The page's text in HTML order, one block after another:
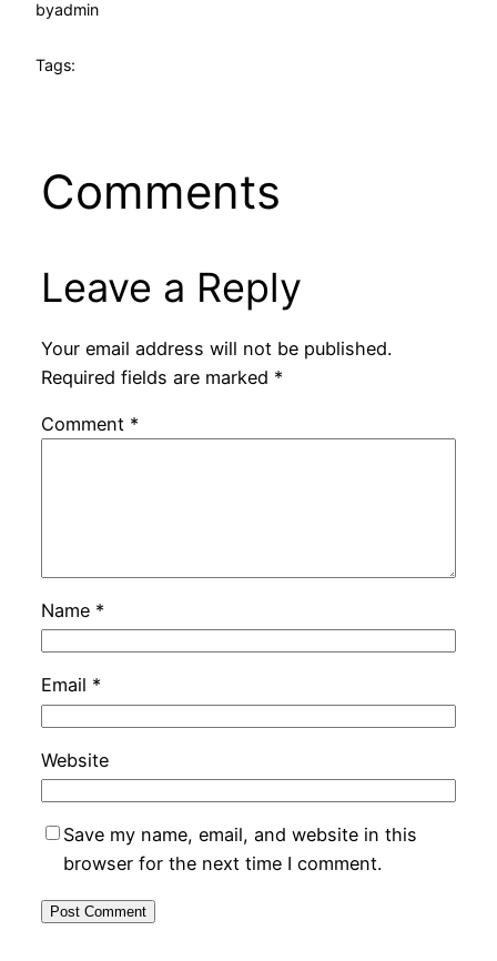
byadmin
Tags:
Comments
Leave a Reply
Your email address will not be published.
Required fields are marked *
Comment *
Name *
Email *
Website
Save my name, email, and website in this
browser for the next time I comment.